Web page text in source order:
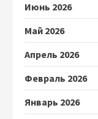
Июнь 2026
Май 2026
Апрель 2026
Февраль 2026
Январь 2026